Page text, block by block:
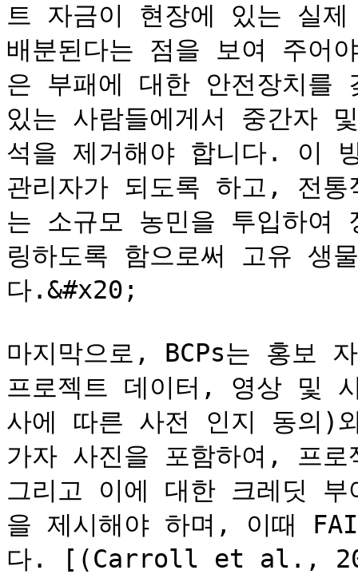
트 자금이 현장에 있는 실
배분된다는 점을 보여 주어
은 부패에 대한 안전장치를
있는 사람들에게서 중간자
석을 제거해야 합니다. 이
관리자가 되도록 하고, 전통
는 소규모 농민을 투입하여
링하도록 함으로써 고유 생
다.&#x20;
마지막으로, BCPs는 홍보
프로젝트 데이터, 영상 및
사에 따른 사전 인지 동의)
가자 사진을 포함하여, 프
그리고 이에 대한 크레딧
을 제시해야 하며, 이때
다. [(Carroll et al.,